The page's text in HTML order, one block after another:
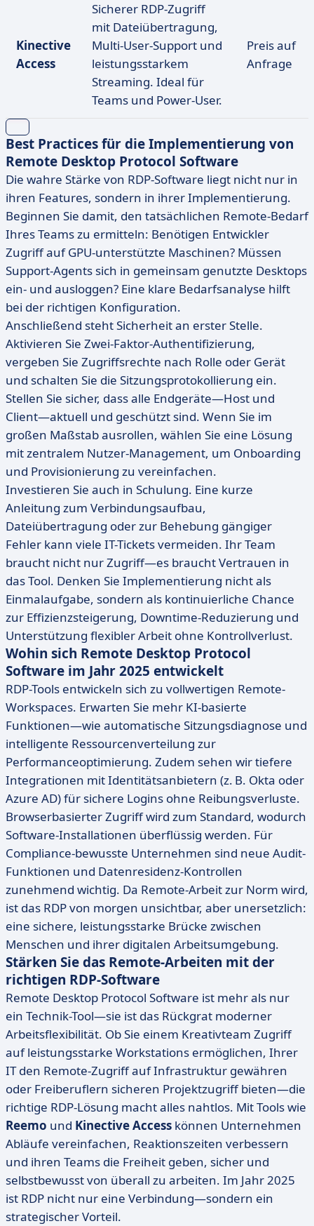
Kinective
Access
Sicherer RDP-Zugriff
mit Dateiübertragung,
Multi-User-Support und
leistungsstarkem
Streaming. Ideal für
Teams und Power-User.
Preis auf
Anfrage
Best Practices für die Implementierung von
Remote Desktop Protocol Software
Die wahre Stärke von RDP-Software liegt nicht nur in
ihren Features, sondern in ihrer Implementierung.
Beginnen Sie damit, den tatsächlichen Remote-Bedarf
Ihres Teams zu ermitteln: Benötigen Entwickler
Zugriff auf GPU-unterstützte Maschinen? Müssen
Support-Agents sich in gemeinsam genutzte Desktops
ein- und ausloggen? Eine klare Bedarfsanalyse hilft
bei der richtigen Konfiguration.
Anschließend steht Sicherheit an erster Stelle.
Aktivieren Sie Zwei-Faktor-Authentifizierung,
vergeben Sie Zugriffsrechte nach Rolle oder Gerät
und schalten Sie die Sitzungsprotokollierung ein.
Stellen Sie sicher, dass alle Endgeräte—Host und
Client—aktuell und geschützt sind. Wenn Sie im
großen Maßstab ausrollen, wählen Sie eine Lösung
mit zentralem Nutzer-Management, um Onboarding
und Provisionierung zu vereinfachen.
Investieren Sie auch in Schulung. Eine kurze
Anleitung zum Verbindungsaufbau,
Dateiübertragung oder zur Behebung gängiger
Fehler kann viele IT-Tickets vermeiden. Ihr Team
braucht nicht nur Zugriff—es braucht Vertrauen in
das Tool. Denken Sie Implementierung nicht als
Einmalaufgabe, sondern als kontinuierliche Chance
zur Effizienzsteigerung, Downtime-Reduzierung und
Unterstützung flexibler Arbeit ohne Kontrollverlust.
Wohin sich Remote Desktop Protocol
Software im Jahr 2025 entwickelt
RDP-Tools entwickeln sich zu vollwertigen Remote-
Workspaces. Erwarten Sie mehr KI-basierte
Funktionen—wie automatische Sitzungsdiagnose und
intelligente Ressourcenverteilung zur
Performanceoptimierung. Zudem sehen wir tiefere
Integrationen mit Identitätsanbietern (z. B. Okta oder
Azure AD) für sichere Logins ohne Reibungsverluste.
Browserbasierter Zugriff wird zum Standard, wodurch
Software-Installationen überflüssig werden. Für
Compliance-bewusste Unternehmen sind neue Audit-
Funktionen und Datenresidenz-Kontrollen
zunehmend wichtig. Da Remote-Arbeit zur Norm wird,
ist das RDP von morgen unsichtbar, aber unersetzlich:
eine sichere, leistungsstarke Brücke zwischen
Menschen und ihrer digitalen Arbeitsumgebung.
Stärken Sie das Remote-Arbeiten mit der
richtigen RDP-Software
Remote Desktop Protocol Software ist mehr als nur
ein Technik-Tool—sie ist das Rückgrat moderner
Arbeitsflexibilität. Ob Sie einem Kreativteam Zugriff
auf leistungsstarke Workstations ermöglichen, Ihrer
IT den Remote-Zugriff auf Infrastruktur gewähren
oder Freiberuflern sicheren Projektzugriff bieten—die
richtige RDP-Lösung macht alles nahtlos. Mit Tools wie
Reemo und Kinective Access können Unternehmen
Abläufe vereinfachen, Reaktionszeiten verbessern
und ihren Teams die Freiheit geben, sicher und
selbstbewusst von überall zu arbeiten. Im Jahr 2025
ist RDP nicht nur eine Verbindung—sondern ein
strategischer Vorteil.